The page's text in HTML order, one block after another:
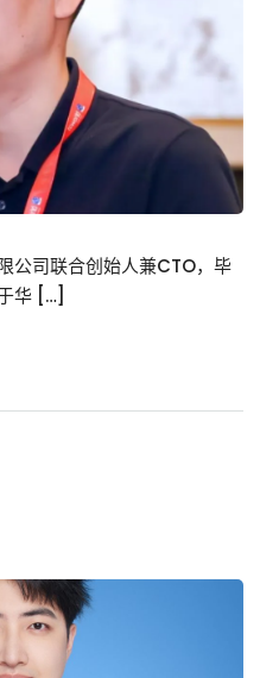
公司联合创始人兼CTO，毕
华 […]